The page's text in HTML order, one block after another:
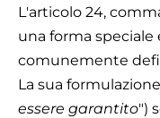
L'articolo 24,
una forma speciale
comunemente
La sua
essere garantito")